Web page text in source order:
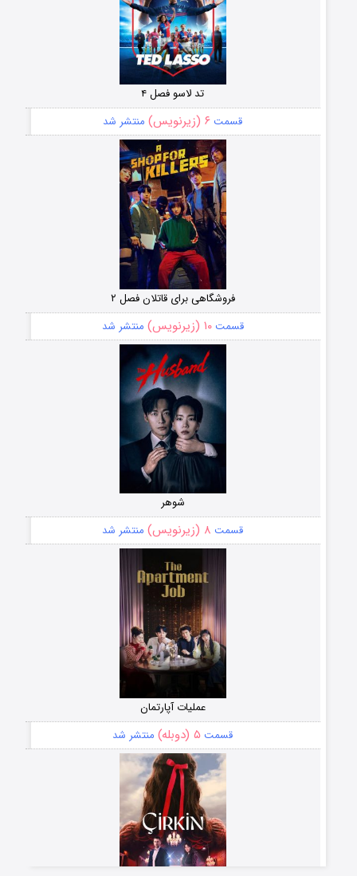
تد لاسو فصل ۴
قسمت ۶ (زیرنویس) منتشر شد
فروشگاهی برای قاتلان فصل ۲
قسمت۱۰ (زیرنویس) منتشر شد
شوهر
قسمت ۸ (زیرنویس) منتشر شد
عملیات آپارتمان
قسمت ۵ (دوبله) منتشر شد